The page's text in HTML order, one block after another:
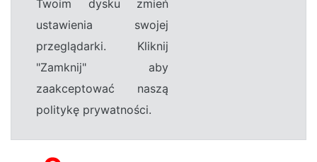
Twoim dysku zmień
ustawienia swojej
przeglądarki. Kliknij
"Zamknij" aby
zaakceptować naszą
politykę prywatności.